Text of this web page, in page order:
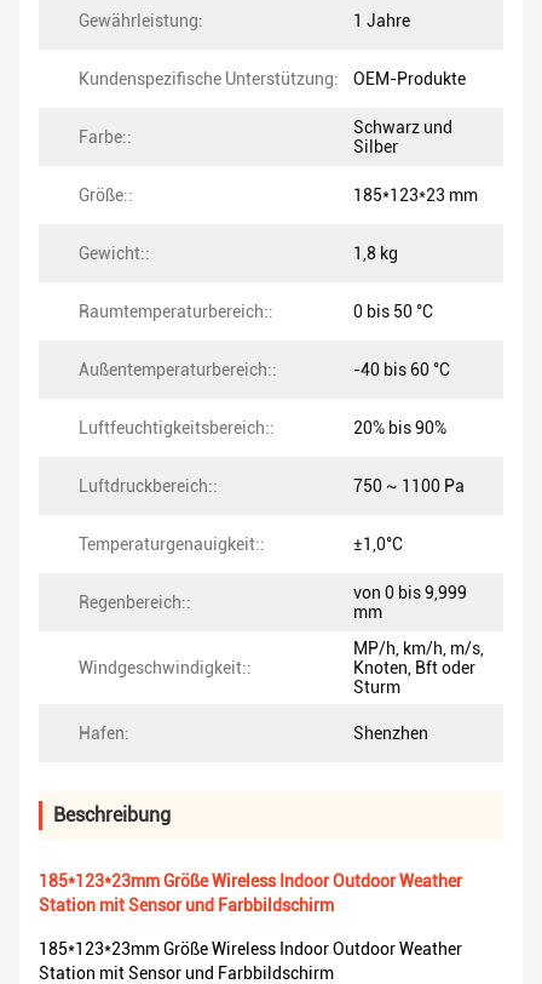
Gewährleistung: 1 Jahre
Kundenspezifische Unterstützung: OEM-Produkte
Farbe::
Schwarz und
Silber
Größe:: 185*123*23 mm
Gewicht:: 1,8 kg
Raumtemperaturbereich:: 0 bis 50 °C
Außentemperaturbereich:: -40 bis 60 °C
Luftfeuchtigkeitsbereich:: 20% bis 90%
Luftdruckbereich:: 750 ~ 1100 Pa
Temperaturgenauigkeit:: ±1,0°C
Regenbereich::
von 0 bis 9,999
mm
Windgeschwindigkeit::
MP/h, km/h, m/s,
Knoten, Bft oder
Sturm
Hafen: Shenzhen
Beschreibung
185*123*23mm Größe Wireless Indoor Outdoor Weather
Station mit Sensor und Farbbildschirm
185*123*23mm Größe Wireless Indoor Outdoor Weather
Station mit Sensor und Farbbildschirm